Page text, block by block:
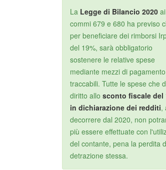
La Legge di Bilancio 2020ai
commi 679 e 680 ha previso
per beneficiare dei rimborsi
del 19%, sarà obbligatorio
sostenere le relative spese
mediante mezzi di pagamento
traccabili. Tutte le spese che
diritto allo sconto fiscale del
in dichiarazione dei redditi,
decorrere dal 2020, non
più essere effettuate con
del contante, pena la perdita
detrazione stessa.